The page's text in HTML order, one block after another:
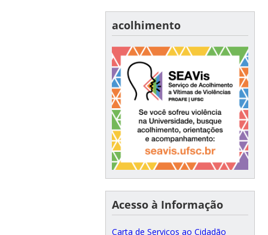
acolhimento
Acesso à Informação
Carta de Serviços ao Cidadão